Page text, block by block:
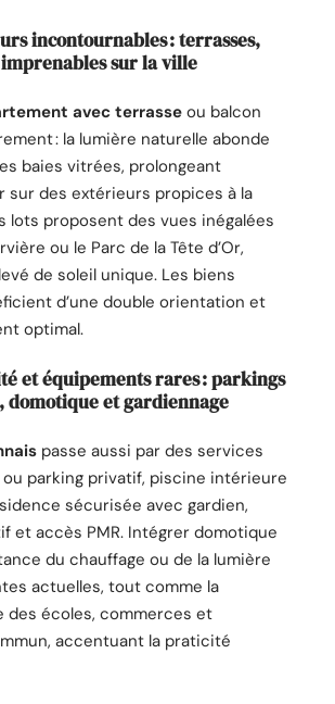
incontournables : terrasses,
sur la ville
avec terrasse ou balcon
: la lumière naturelle abonde
baies vitrées, prolongeant
sur des extérieurs propices à la
lots proposent des vues inégalées
ou le Parc de la Tête d’Or,
de soleil unique. Les biens
d’une double orientation et
optimal.
et équipements rares : parkings
domotique et gardiennage
passe aussi par des services
ou parking privatif, piscine intérieure
sécurisée avec gardien,
et accès PMR. Intégrer domotique
du chauffage ou de la lumière
actuelles, tout comme la
des écoles, commerces et
accentuant la praticité